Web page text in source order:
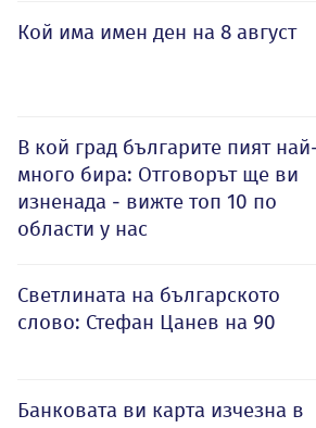
Кой има имен ден на 8 август
В кой град българите пият
много бира: Отговорът ще ви
изненада - вижте топ 10 по
области у нас
Светлината на българското
слово: Стефан Цанев на 90
Банковата ви карта изчезна в